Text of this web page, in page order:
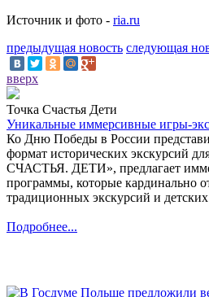
Источник и фото - ria.ru
предыдущая новость следующая
вверх
Точка Счастья Дети
Уникальные иммерсивные игры-
Ко Дню Победы в России
формат исторических экскурсий
СЧАСТЬЯ. ДЕТИ», предлагает
программы, которые кардинально
традиционных экскурсий и детских
Подробнее...